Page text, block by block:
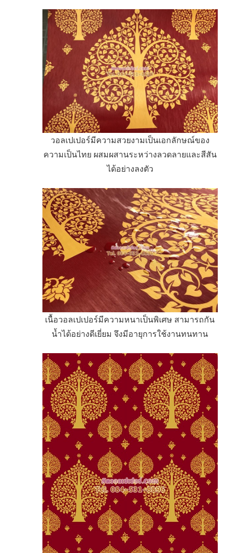
วอลเปเปอร์มีความสวยงามเป็นเอกลักษณ์ของ
ความเป็นไทย ผสมผสานระหว่างลวดลายและสีสัน
ได้อย่างลงตัว
เนื้อวอลเปเปอร์มีความหนาเป็นพิเศษ สามารถกัน
น้ำได้อย่างดีเยี่ยม จึงมีอายุการใช้งานทนทาน